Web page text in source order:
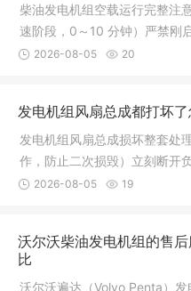
柴油发电机组空载运行完整注
速阶段，0～10 分钟）严禁刚
各摩擦副润滑未建立，直接猛
2026-08-05 20
发电机组风扇总成都打坏
发电机组风扇总成损坏整套处
作，防止二次损毁）立刻断开
下紧急停机键停机，切断电瓶
2026-08-05 19
沃尔沃柴油发电机组的售
比
沃尔沃遍达（Volvo Penta）